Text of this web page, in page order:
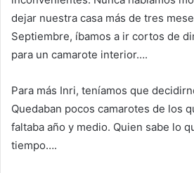
dejar nuestra casa más de tres
Septiembre, íbamos a ir cortos de
para un camarote interior….
Para más Inri, teníamos que
Quedaban pocos camarotes de los
faltaba año y medio. Quien sabe lo
tiempo….